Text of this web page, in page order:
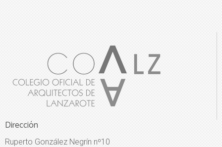
Dirección
Ruperto González Negrín nº10